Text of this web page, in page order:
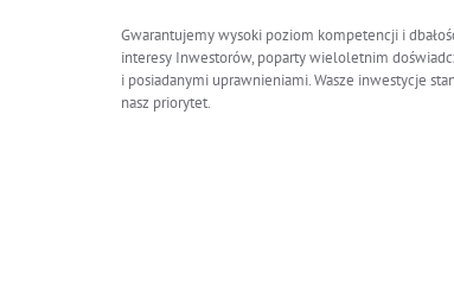
Gwarantujemy wysoki poziom kompetencji i
interesy Inwestorów, poparty wieloletnim
i posiadanymi uprawnieniami. Wasze inwestycje
nasz priorytet.